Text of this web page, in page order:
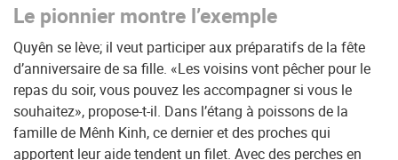
Le pionnier montre l’exemple
Quyên se lève; il veut participer aux préparatifs de la fête
d’anniversaire de sa fille. «Les voisins vont pêcher pour le
repas du soir, vous pouvez les accompagner si vous le
souhaitez», propose-t-il. Dans l’étang à poissons de la
famille de Mênh Kinh, ce dernier et des proches qui
apportent leur aide tendent un filet. Avec des perches en